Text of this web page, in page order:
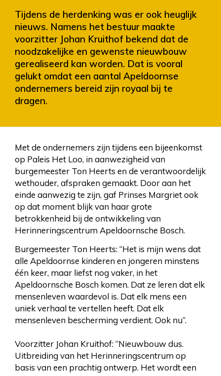
Tijdens de herdenking was er ook heuglijk
nieuws. Namens het bestuur maakte
voorzitter Johan Kruithof bekend dat de
noodzakelijke en gewenste nieuwbouw
gerealiseerd kan worden. Dat is vooral
gelukt omdat een aantal Apeldoornse
ondernemers bereid zijn royaal bij te
dragen.
Met de ondernemers zijn tijdens een bijeenkomst
op Paleis Het Loo, in aanwezigheid van
burgemeester Ton Heerts en de verantwoordelijk
wethouder, afspraken gemaakt. Door aan het
einde aanwezig te zijn, gaf Prinses Margriet ook
op dat moment blijk van haar grote
betrokkenheid bij de ontwikkeling van
Herinneringscentrum Apeldoornsche Bosch.
Burgemeester Ton Heerts: “Het is mijn wens dat
alle Apeldoornse kinderen en jongeren minstens
één keer, maar liefst nog vaker, in het
Apeldoornsche Bosch komen. Dat ze leren dat elk
mensenleven waardevol is. Dat elk mens een
uniek verhaal te vertellen heeft. Dat elk
mensenleven bescherming verdient. Ook nu”.
Voorzitter Johan Kruithof: “Nieuwbouw dus.
Uitbreiding van het Herinneringscentrum op
basis van een prachtig ontwerp. Het wordt een